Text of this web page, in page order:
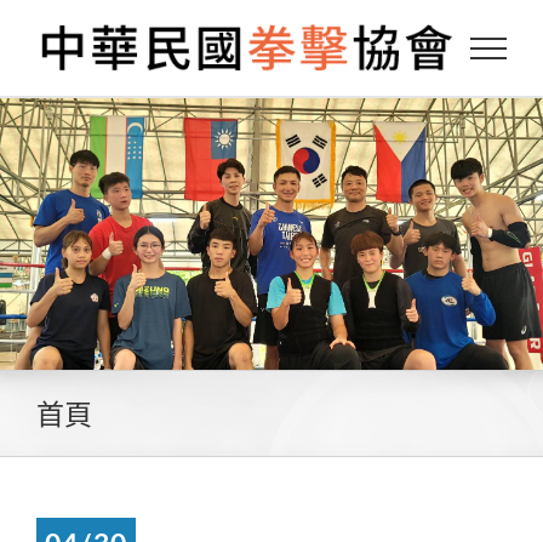
content
首頁